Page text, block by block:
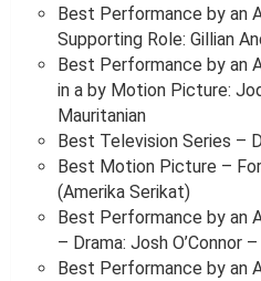
Best Performance by an
Supporting Role: Gillian
Best Performance by an
in a by Motion Picture:
Mauritanian
Best Television Series –
Best Motion Picture –
(Amerika Serikat)
Best Performance by an
– Drama: Josh O’Connor
Best Performance by an